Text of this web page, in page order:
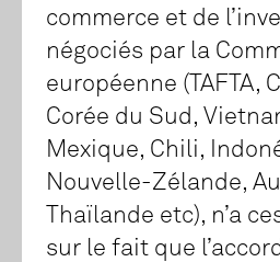
commerce et de
négociés par la
européenne (TAFTA,
Corée du Sud,
Mexique, Chili,
Nouvelle-Zélande,
Thaïlande etc), n’a
sur le fait que